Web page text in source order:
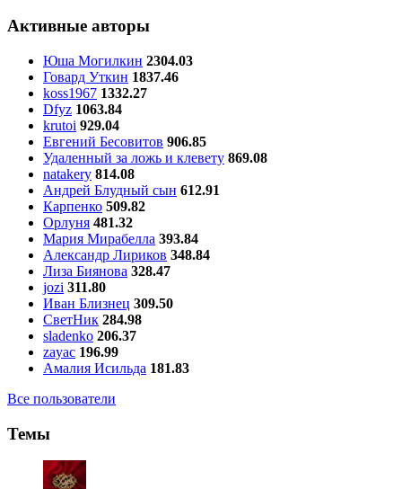
Активные авторы
Юша Могилкин 2304.03
Говард Уткин 1837.46
koss1967 1332.27
Dfyz 1063.84
krutoi 929.04
Евгений Бесовитов 906.85
Удаленный за ложь и клевету 869.08
natakery 814.08
Андрей Блудный сын 612.91
Карпенко 509.82
Орлуня 481.32
Мария Мирабелла 393.84
Александр Лириков 348.84
Лиза Биянова 328.47
jozi 311.80
Иван Близнец 309.50
СветНик 284.98
sladenko 206.37
zayac 196.99
Амалия Исильда 181.83
Все пользователи
Темы